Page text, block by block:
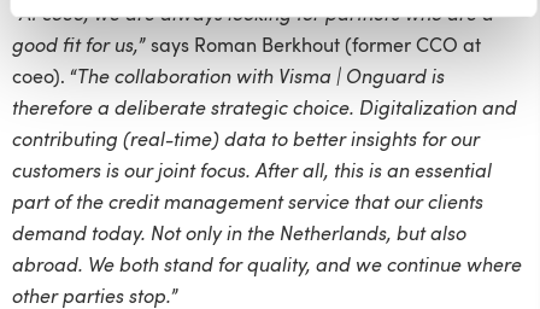
“At coeo, we are always looking for partners who are a
good fit for us,” says Roman Berkhout (former CCO at
coeo). “The collaboration with Visma | Onguard is
therefore a deliberate strategic choice. Digitalization and
contributing (real-time) data to better insights for our
customers is our joint focus. After all, this is an essential
part of the credit management service that our clients
demand today. Not only in the Netherlands, but also
abroad. We both stand for quality, and we continue where
other parties stop.”